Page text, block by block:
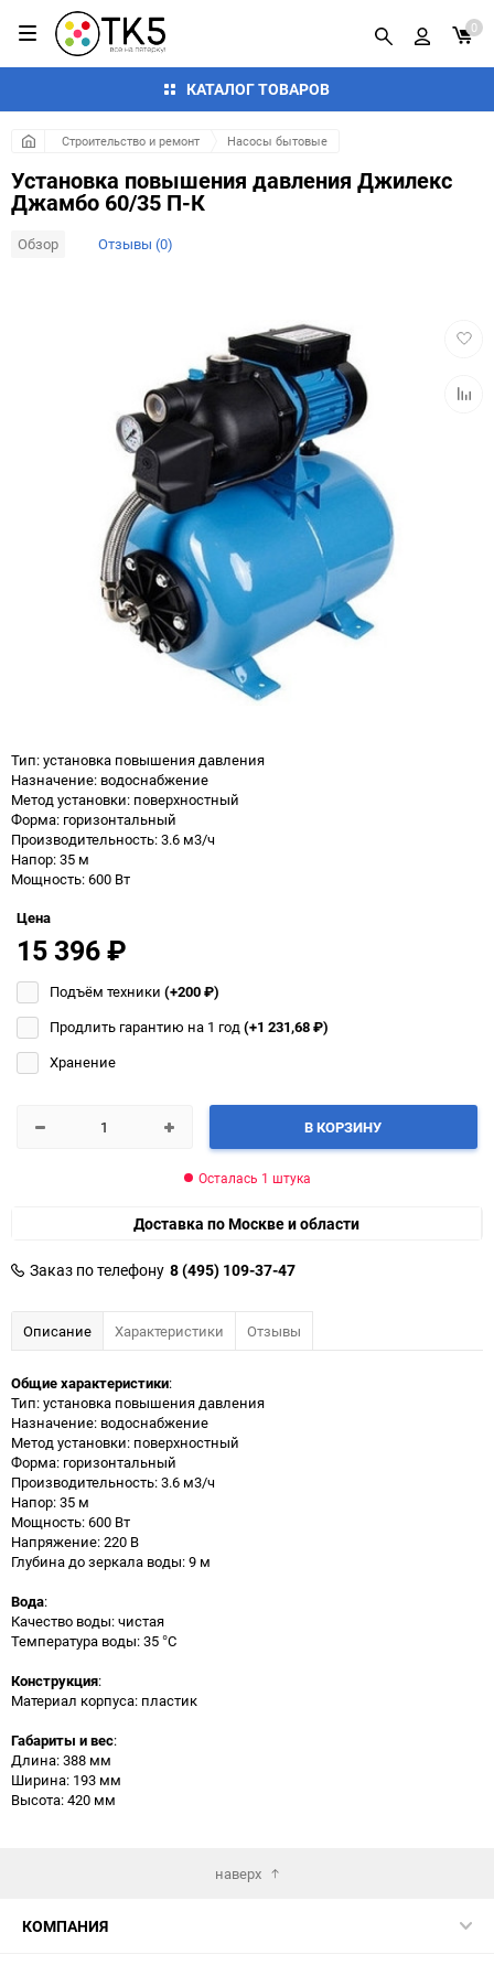
КАТАЛОГ ТОВАРОВ
0
Строительство и ремонт Насосы бытовые
Установка повышения давления Джилекс
Джамбо 60/35 П-К
Обзор Отзывы (0)
Тип: установка повышения давления
Назначение: водоснабжение
Метод установки: поверхностный
Форма: горизонтальный
Производительность: 3.6 м3/ч
Напор: 35 м
Мощность: 600 Вт
Цена
15 396₽
Подъём техники (+200₽)
Продлить гарантию на 1 год(+1 231,68₽)
Хранение
В КОРЗИНУ
Осталась 1 штука
Доставка по Москве и области
Заказ по телефону 8 (495) 109-37-47
Описание Характеристики Отзывы
Общие характеристики:
Тип: установка повышения давления
Назначение: водоснабжение
Метод установки: поверхностный
Форма: горизонтальный
Производительность: 3.6 м3/ч
Напор: 35 м
Мощность: 600 Вт
Напряжение: 220 В
Глубина до зеркала воды: 9 м
Вода:
Качество воды: чистая
Температура воды: 35 °C
Конструкция:
Материал корпуса: пластик
Габариты и вес:
Длина: 388 мм
Ширина: 193 мм
Высота: 420 мм
наверх
КОМПАНИЯ